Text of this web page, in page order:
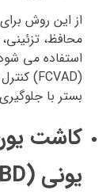
از این روش
محافظ، تزئینی،
استفاده می
بستر با
کاشت
یونی (IBD)